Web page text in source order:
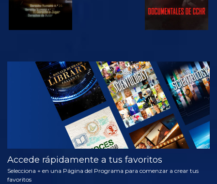
VE
EXPLORA LAS
SERIES
Accede rápidamente a tus favoritos
Selecciona + en una Página del Programa para comenzar a crear tus
favoritos